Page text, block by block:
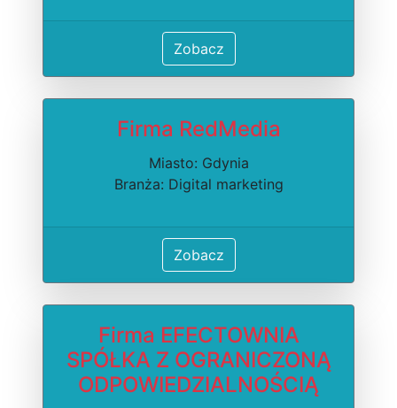
Zobacz
Firma RedMedia
Miasto: Gdynia
Branża: Digital marketing
Zobacz
Firma EFECTOWNIA
SPÓŁKA Z OGRANICZONĄ
ODPOWIEDZIALNOŚCIĄ